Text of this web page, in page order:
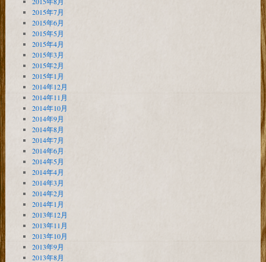
2015年7月
2015年6月
2015年5月
2015年4月
2015年3月
2015年2月
2015年1月
2014年12月
2014年11月
2014年10月
2014年9月
2014年8月
2014年7月
2014年6月
2014年5月
2014年4月
2014年3月
2014年2月
2014年1月
2013年12月
2013年11月
2013年10月
2013年9月
2013年8月